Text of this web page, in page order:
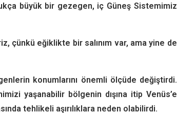
büyük bir gezegen, iç Güneş Sistemimiz
çünkü eğiklikte bir salınım var, ama yine de
konumlarını önemli ölçüde değiştirdi.
yaşanabilir bölgenin dışına itip Venüs’e
tehlikeli aşırılıklara neden olabilirdi.